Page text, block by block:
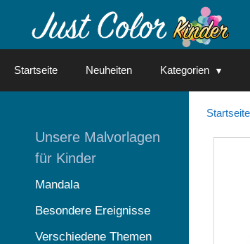
Startseite Neuheiten Kategorien
Startseite
Unsere Malvorlagen
für Kinder
Mandala
Besondere Ereignisse
Verschiedene Themen